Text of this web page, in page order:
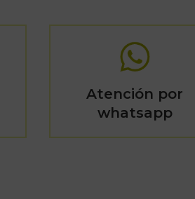
Atención por
whatsapp